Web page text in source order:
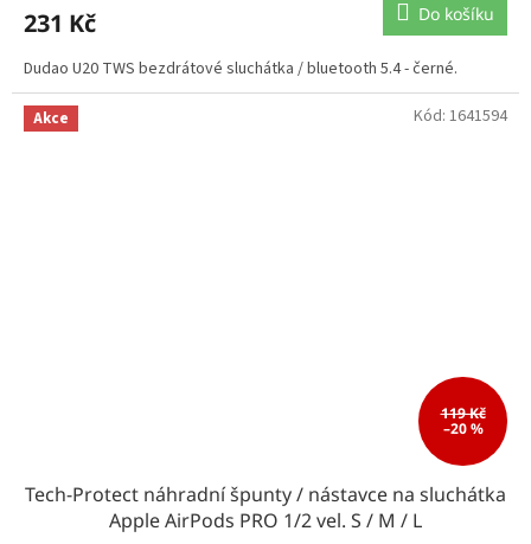
231 Kč Do košíku
Dudao U20 TWS bezdrátové sluchátka / bluetooth 5.4 - černé.
Akce
119 Kč
–20 %
Tech-Protect náhradní špunty / nástavce na sluchátka
Apple AirPods PRO 1/2 vel. S / M / L
Kód: 1641594